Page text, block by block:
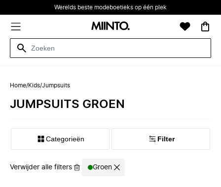
Werelds beste modeboetieks op één plek
Home/Kids/Jumpsuits
JUMPSUITS GROEN
Categorieën Filter
Verwijder alle filters Groen